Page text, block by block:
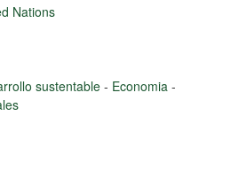
Nations
sustentable - Economia -